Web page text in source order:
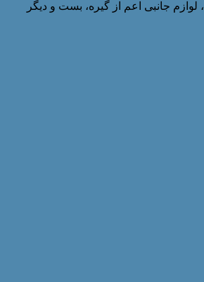
، لوازم جانبی اعم از گیره، بست و دیگر